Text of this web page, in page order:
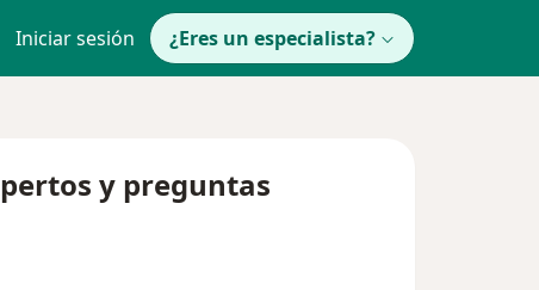
Iniciar sesión ¿Eres un especialista?
y preguntas